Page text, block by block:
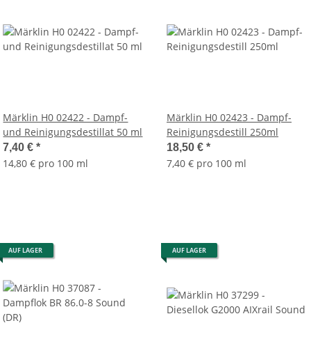
Märklin H0 02422 - Dampf-
und Reinigungsdestillat 50 ml
7,40 €*
14,80 € pro 100 ml
Märklin H0 02423 - Dampf-
Reinigungsdestill 250ml
18,50 € *
7,40 € pro 100 ml
AUF LAGER AUF LAGER